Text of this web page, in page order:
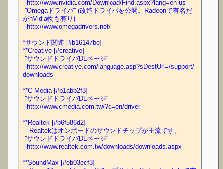
--http://www.nvidia.com/Download/Find.aspx?lang=en-us
-''Omegaドライバ'' (改造ドライバを公開。Radeonで有名だ
がnVidia物も有り)
--http://www.omegadrivers.net/
*サウンド関連 [#b16147be]
**Creative [#creative]
-''サウンドドライバDLページ''
--http://www.creative.com/language.asp?sDestUrl=/support/
downloads
**C-Media [#p1abb2f3]
-''サウンドドライバDLページ''
--http://www.cmedia.com.tw/?q=en/driver
**Realtek [#b6f586d2]
Realtekはオンボードのサウンドチップが主流です。
-''サウンドドライバDLページ''
--http://www.realtek.com.tw/downloads/downloads.aspx
**SoundMax [#eb03ecf3]